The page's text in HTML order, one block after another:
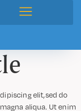
elit,sed do
aliqua. Ut enim